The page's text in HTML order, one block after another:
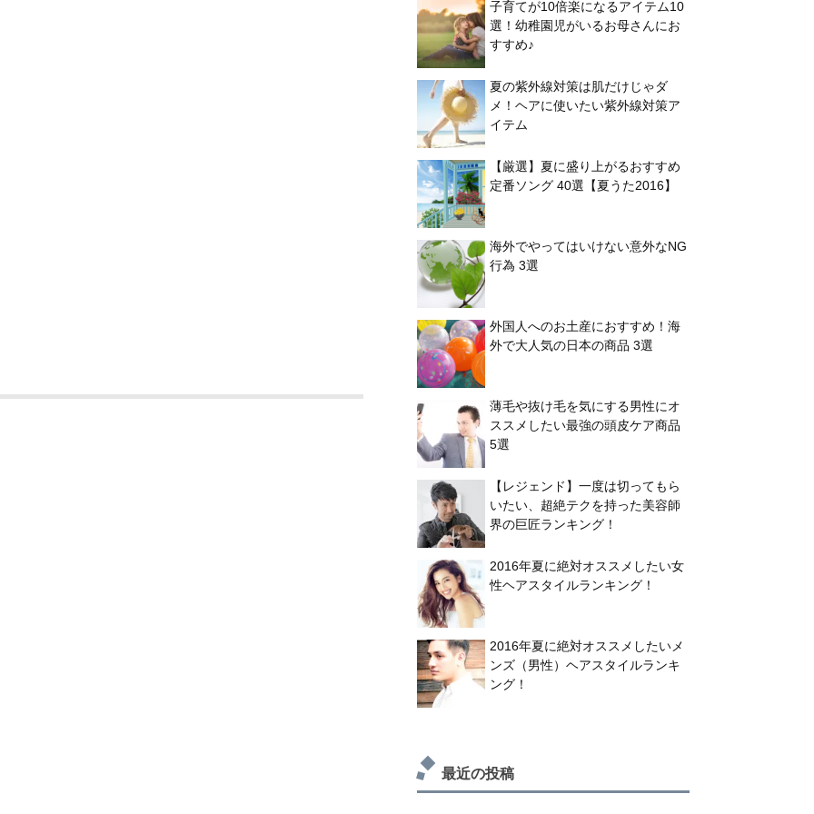
子育てが10倍楽になるアイテム10
選！幼稚園児がいるお母さんにお
すすめ♪
夏の紫外線対策は肌だけじゃダ
メ！ヘアに使いたい紫外線対策ア
イテム
【厳選】夏に盛り上がるおすすめ
定番ソング 40選【夏うた2016】
海外でやってはいけない意外なNG
行為 3選
外国人へのお土産におすすめ！海
外で大人気の日本の商品 3選
薄毛や抜け毛を気にする男性にオ
ススメしたい最強の頭皮ケア商品
5選
【レジェンド】一度は切ってもら
いたい、超絶テクを持った美容師
界の巨匠ランキング！
2016年夏に絶対オススメしたい女
性ヘアスタイルランキング！
2016年夏に絶対オススメしたいメ
ンズ（男性）ヘアスタイルランキ
ング！
最近の投稿